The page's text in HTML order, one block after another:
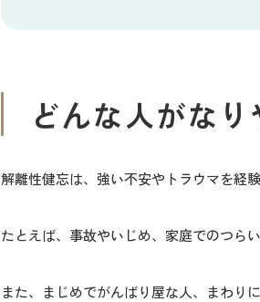
どんな人がなり
解離性健忘は、強い不安やトラウマを経
たとえば、事故やいじめ、家庭でのつら
また、まじめでがんばり屋な人、まわり